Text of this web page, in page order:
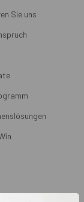
Sie uns